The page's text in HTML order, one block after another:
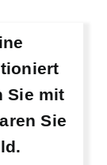
Sie mit
Sie